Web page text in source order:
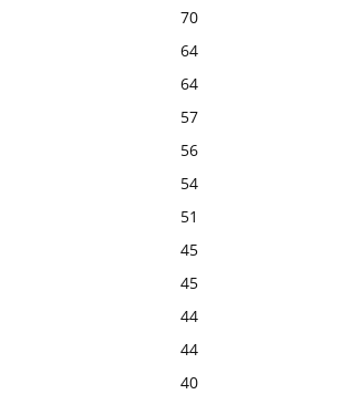
70
64
64
57
56
54
51
45
45
44
44
40